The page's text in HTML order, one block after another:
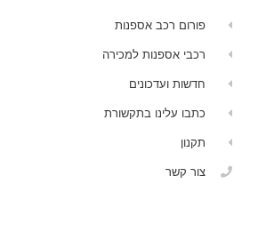
פורום רכב אספנות
רכבי אספנות למכירה
חדשות ועדכונים
כתבו עלינו בתקשורת
תקנון
צור קשר